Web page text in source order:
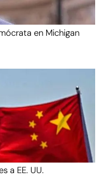
en Michigan
a EE. UU.